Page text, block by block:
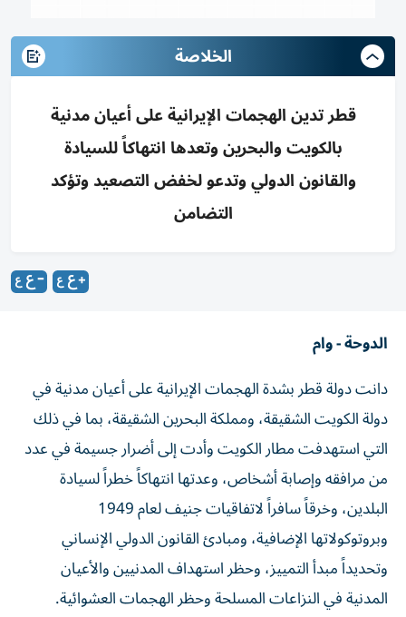
الخلاصة
قطر تدين الهجمات الإيرانية على أعيان مدنية
بالكويت والبحرين وتعدها انتهاكاً للسيادة
والقانون الدولي وتدعو لخفض التصعيد وتؤكد
التضامن
الدوحة - وام
دانت دولة قطر بشدة الهجمات الإيرانية على أعيان مدنية في
دولة الكويت الشقيقة، ومملكة البحرين الشقيقة، بما في ذلك
التي استهدفت مطار الكويت وأدت إلى أضرار جسيمة في عدد
من مرافقه وإصابة أشخاص، وعدتها انتهاكاً خطراً لسيادة
البلدين، وخرقاً سافراً لاتفاقيات جنيف لعام 1949
وبروتوكولاتها الإضافية، ومبادئ القانون الدولي الإنساني
وتحديداً مبدأ التمييز، وحظر استهداف المدنيين والأعيان
المدنية في النزاعات المسلحة وحظر الهجمات العشوائية.